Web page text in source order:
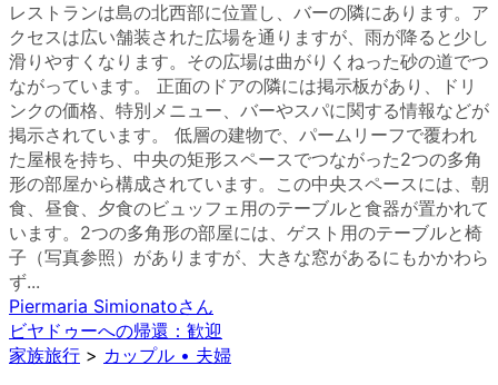
レストランは島の北西部に位置し、バーの隣にあります。ア
クセスは広い舗装された広場を通りますが、雨が降ると少し
滑りやすくなります。その広場は曲がりくねった砂の道でつ
ながっています。 正面のドアの隣には掲示板があり、ドリ
ンクの価格、特別メニュー、バーやスパに関する情報などが
掲示されています。 低層の建物で、パームリーフで覆われ
た屋根を持ち、中央の矩形スペースでつながった2つの多角
形の部屋から構成されています。この中央スペースには、朝
食、昼食、夕食のビュッフェ用のテーブルと食器が置かれて
います。2つの多角形の部屋には、ゲスト用のテーブルと椅
子（写真参照）がありますが、大きな窓があるにもかかわら
ず...
Piermaria Simionatoさん
ビヤドゥーへの帰還：歓迎
家族旅行 > カップル • 夫婦